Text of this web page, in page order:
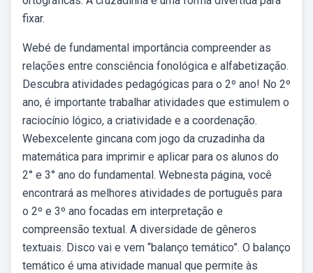
fixar.
Webé de fundamental importância compreender as
relações entre consciência fonológica e alfabetização.
Descubra atividades pedagógicas para o 2º ano! No 2º
ano, é importante trabalhar atividades que estimulem o
raciocínio lógico, a criatividade e a coordenação.
Webexcelente gincana com jogo da cruzadinha da
matemática para imprimir e aplicar para os alunos do
2° e 3° ano do fundamental. Webnesta página, você
encontrará as melhores atividades de português para
o 2º e 3º ano focadas em interpretação e
compreensão textual. A diversidade de gêneros
textuais. Disco vai e vem “balanço temático”. O balanço
temático é uma atividade manual que permite às